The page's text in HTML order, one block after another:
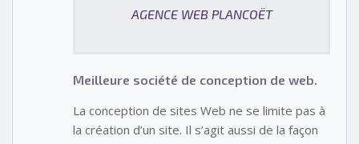
AGENCE WEB PLANCOËT
Meilleure société de conception de web.
La conception de sites Web ne se limite pas à
la création d’un site. Il s’agit aussi de la façon